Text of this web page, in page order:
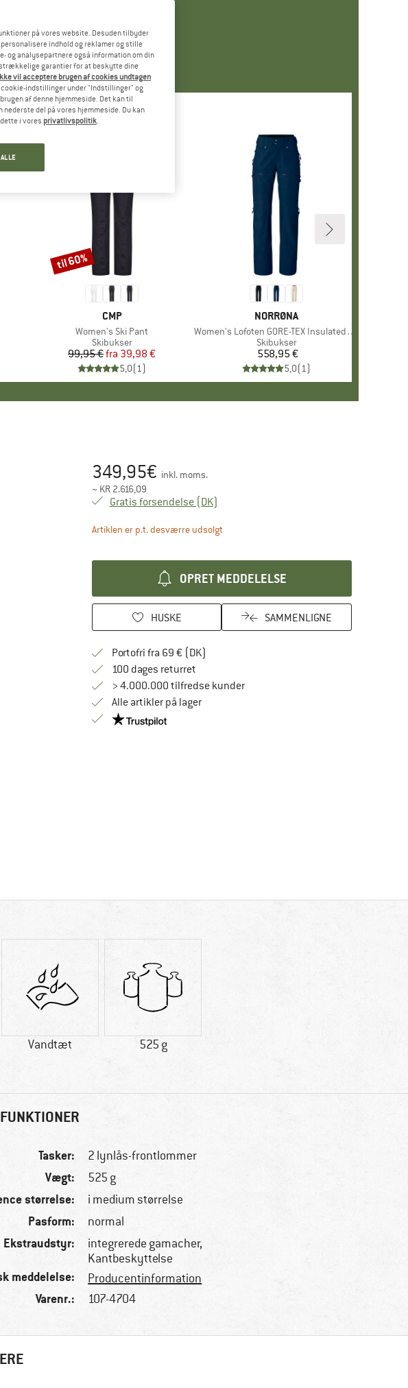
MÆRKE
CMP
Artikel
Women's Ski Pant
Produktgruppe
Skibukser
Pris
99,95 € Nedsat pris
fra 39,98 €
5,0(1)
Rabat
til 60%
MÆRKE
NORRØNA
Artikel
Women's Lofoten GORE-TEX Insulated Pants
Produktgruppe
Skibukser
Pris
558,95 €
5,0(1)
Pris:
349,95€ inkl. moms.
~ KR 2.616,09
Gratis forsendelse (DK)
Artiklen er p.t. desværre udsolgtLinket åbnes i en infoboks og indeholder
OPRET MEDDELELSE
HUSKE SAMMENLIGNE
Portofri fra 69 € (DK)
100 dages returretGå til returretten her Åbnes i en infoboks
> 4.000.000 tilfredse kunder
Alle artikler på lager
Vi er Trustpilot-certificeret - oplysningerne får du
Vandtæt 525 g
Tasker: 2 lynlås-frontlommer
Vægt: 525 g
størrelse: i medium størrelse
Pasform: normal
Ekstraudstyr:
integrerede gamacher,
Kantbeskyttelse
meddelelse: Producentinformation
Varenr.: 107-4704
på vores website. Desuden tilbyder
indhold og reklamer og stille
og analysepartnere også information om din
garantier for at beskytte dine
vil acceptere brugen af cookies undtagen
indstillinger under "Indstillinger" og
af denne hjemmeside. Det kan til
del på vores hjemmeside. Du kan
i vores privatlivspolitik.